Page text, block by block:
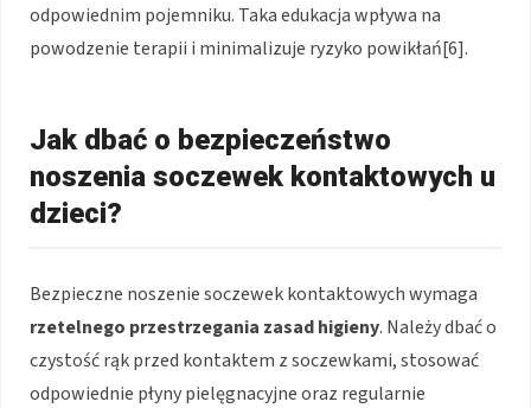
odpowiednim pojemniku. Taka edukacja wpływa na
powodzenie terapii i minimalizuje ryzyko powikłań[6].
Jak dbać o bezpieczeństwo
noszenia soczewek kontaktowych u
dzieci?
Bezpieczne noszenie soczewek kontaktowych wymaga
rzetelnego przestrzegania zasad higieny. Należy dbać o
czystość rąk przed kontaktem z soczewkami, stosować
odpowiednie płyny pielęgnacyjne oraz regularnie